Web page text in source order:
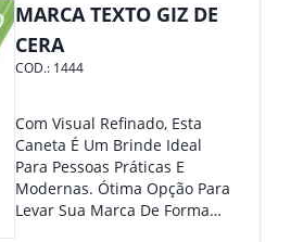
MARCA TEXTO GIZ DE
CERA
COD.: 1444
Com Visual Refinado, Esta
Caneta É Um Brinde Ideal
Para Pessoas Práticas E
Modernas. Ótima Opção Para
Levar Sua Marca De Forma